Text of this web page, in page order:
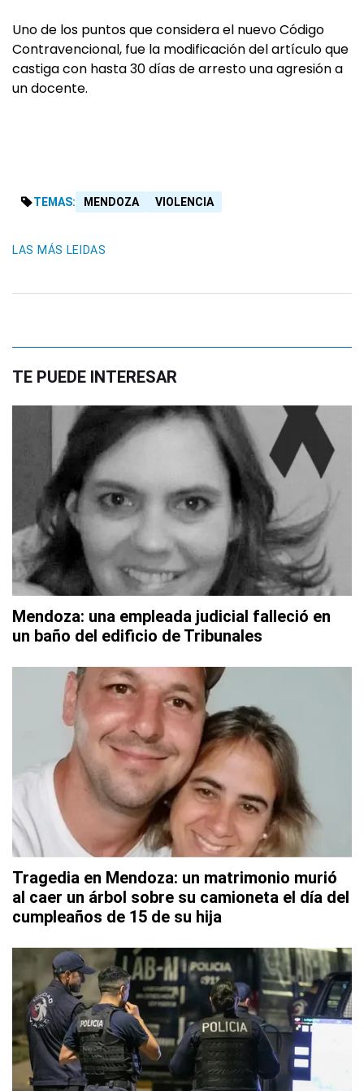
Uno de los puntos que considera el nuevo Código
Contravencional, fue la modificación del artículo que
castiga con hasta 30 días de arresto una agresión a
un docente.
TEMAS: MENDOZA VIOLENCIA
LAS MÁS LEIDAS
TE PUEDE INTERESAR
Mendoza: una empleada judicial falleció en
un baño del edificio de Tribunales
Tragedia en Mendoza: un matrimonio murió
al caer un árbol sobre su camioneta el día del
cumpleaños de 15 de su hija